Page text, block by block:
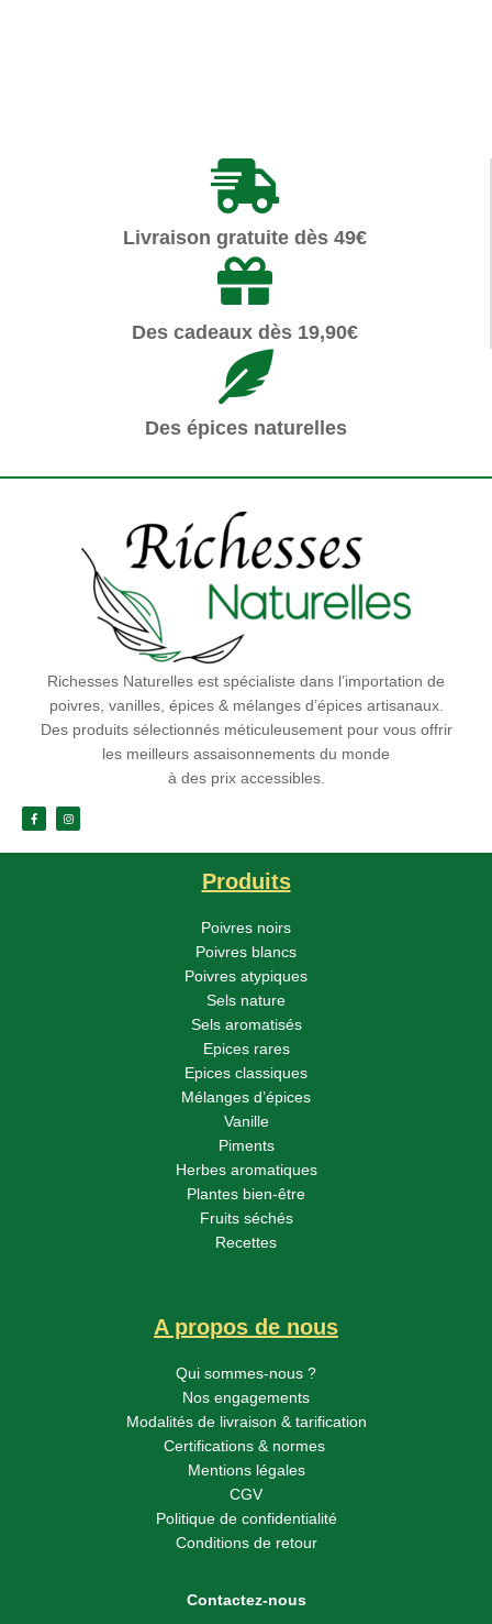
Livraison gratuite dès 49€
Des cadeaux dès 19,90€
Des épices naturelles
Richesses Naturelles est spécialiste dans l’importation de
poivres, vanilles, épices & mélanges d’épices artisanaux.
Des produits sélectionnés méticuleusement pour vous offrir
les meilleurs assaisonnements du monde
à des prix accessibles.
Produits
Poivres noirs
Poivres blancs
Poivres atypiques
Sels nature
Sels aromatisés
Epices rares
Epices classiques
Mélanges d’épices
Vanille
Piments
Herbes aromatiques
Plantes bien-être
Fruits séchés
Recettes
A propos de nous
Qui sommes-nous ?
Nos engagements
Modalités de livraison & tarification
Certifications & normes
Mentions légales
CGV
Politique de confidentialité
Conditions de retour
Contactez-nous